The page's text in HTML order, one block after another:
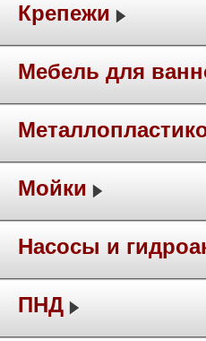
Крепежи
Мебель для
Мойки
Насосы и
ПНД